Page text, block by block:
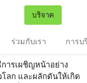
บริจาค
ร่วมกับเรา การบ
ารเผชิญหน้าอย่าง
ลก และผลักดันให้เกิด